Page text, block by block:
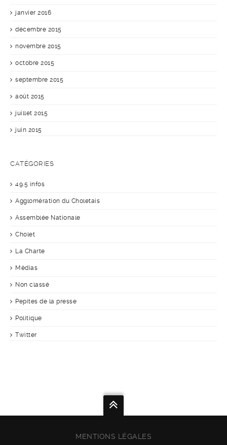
janvier 2016
décembre 2015
novembre 2015
octobre 2015
septembre 2015
août 2015
juillet 2015
juin 2015
CATÉGORIES
49.5 infos
Agglomération du Choletais
Assemblée Nationale
Cholet
La Charte
Médias
Non classé
Pepites de la presse
Politique
Twitter
MENTIONS LÉGALES